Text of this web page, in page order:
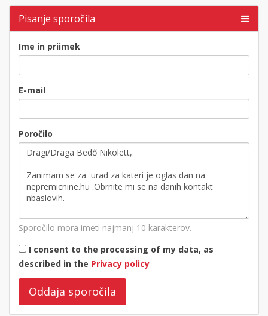
Pisanje sporočila
Ime in priimek
E-mail
Poročilo
Sporočilo mora imeti najmanj 10 karakterov.
I consent to the processing of my data, as
described in the Privacy policy
Oddaja sporočila